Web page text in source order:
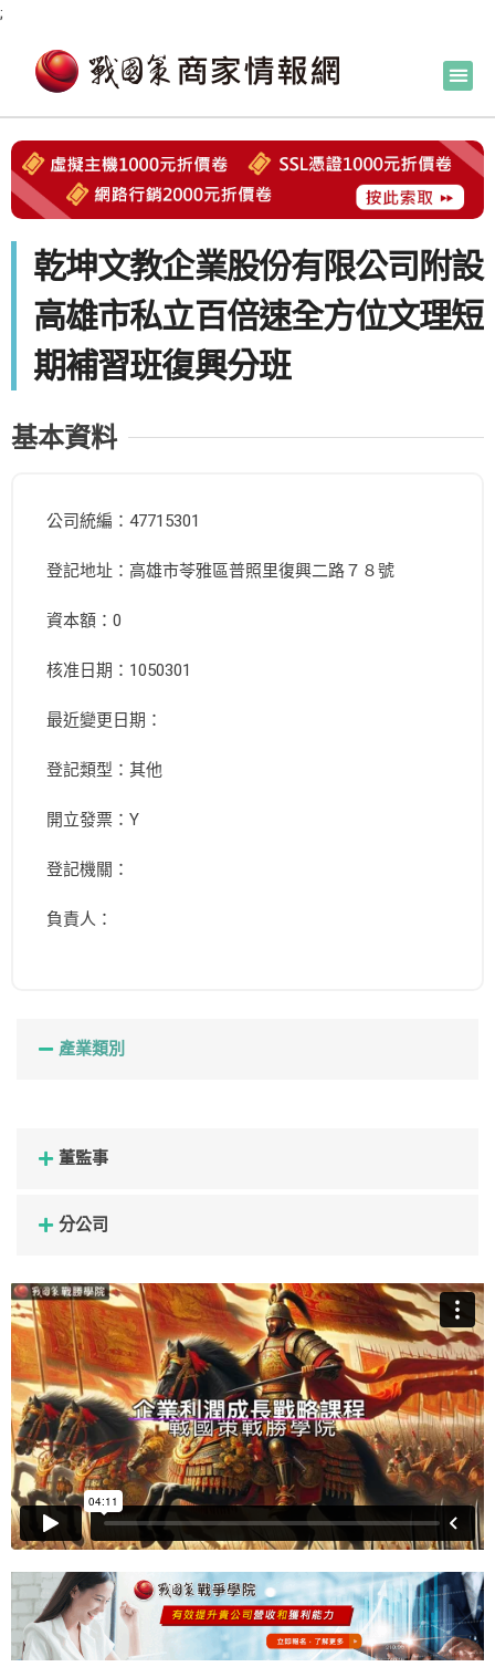
;
乾坤文教企業股份有限公司附設
高雄市私立百倍速全方位文理短
期補習班復興分班
基本資料
公司統編：47715301
登記地址：高雄市苓雅區普照里復興二路７８號
資本額：0
核准日期：1050301
最近變更日期：
登記類型：其他
開立發票：Y
登記機關：
負責人：
產業類別
董監事
分公司